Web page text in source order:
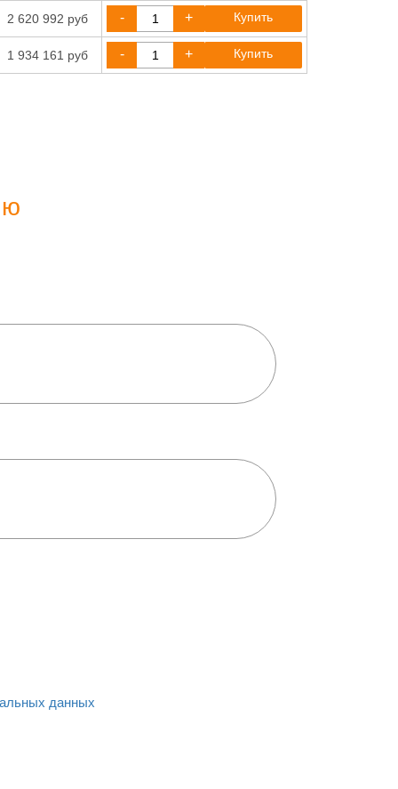
2 620 992 руб - + Купить
1 934 161 руб - + Купить
данных